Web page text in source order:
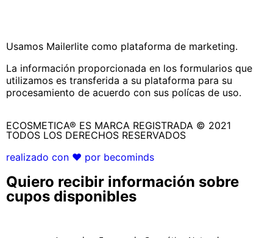
Usamos Mailerlite como plataforma de marketing.
La información proporcionada en los formularios que
utilizamos es transferida a su plataforma para su
procesamiento de acuerdo con sus polícas de uso.
ECOSMETICA® ES MARCA REGISTRADA © 2021
TODOS LOS DERECHOS RESERVADOS
realizado con ❤ por becominds
Quiero recibir información sobre
cupos disponibles